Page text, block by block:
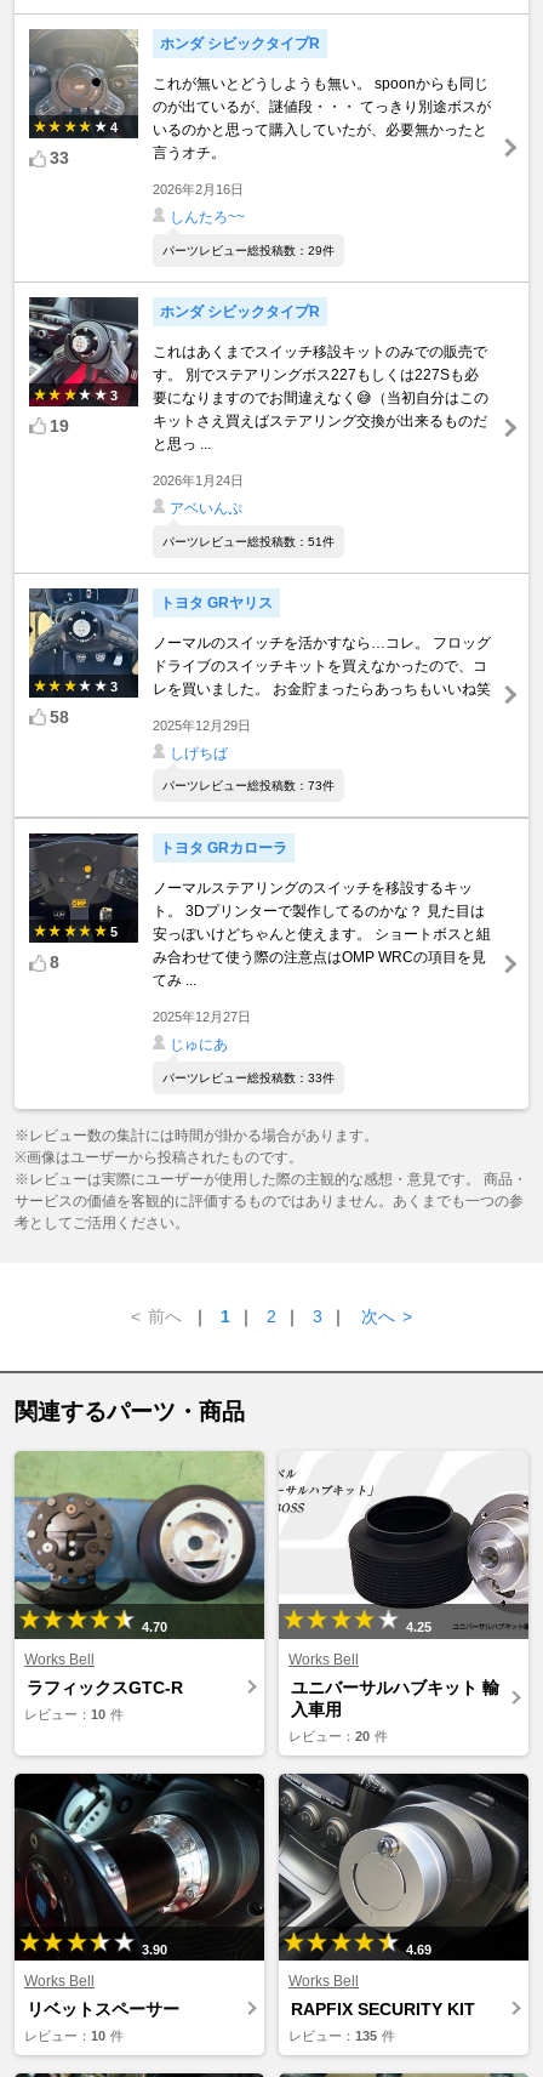
4
33
ホンダ シビックタイプR
これが無いとどうしようも無い。 spoonからも同じ
のが出ているが、謎値段・・・ てっきり別途ボスが
いるのかと思って購入していたが、必要無かったと
言うオチ。
2026年2月16日
しんたろ~~
パーツレビュー総投稿数：29件
3
19
ホンダ シビックタイプR
これはあくまでスイッチ移設キットのみでの販売で
す。 別でステアリングボス227もしくは227Sも必
要になりますのでお間違えなく😅（当初自分はこの
キットさえ買えばステアリング交換が出来るものだ
と思っ ...
2026年1月24日
アベいんぷ
パーツレビュー総投稿数：51件
3
58
トヨタ GRヤリス
ノーマルのスイッチを活かすなら…コレ。 フロッグ
ドライブのスイッチキットを買えなかったので、コ
レを買いました。 お金貯まったらあっちもいいね笑
2025年12月29日
しげちば
パーツレビュー総投稿数：73件
5
8
トヨタ GRカローラ
ノーマルステアリングのスイッチを移設するキッ
ト。 3Dプリンターで製作してるのかな？ 見た目は
安っぽいけどちゃんと使えます。 ショートボスと組
み合わせて使う際の注意点はOMP WRCの項目を見
てみ ...
2025年12月27日
じゅにあ
パーツレビュー総投稿数：33件
※レビュー数の集計には時間が掛かる場合があります。
※画像はユーザーから投稿されたものです。
※レビューは実際にユーザーが使用した際の主観的な感想・意見です。 商品・
サービスの価値を客観的に評価するものではありません。あくまでも一つの参
考としてご活用ください。
< 前へ ｜ 1 ｜ 2 ｜ 3 ｜ 次へ >
関連するパーツ・商品
4.70
Works Bell
ラフィックスGTC-R
レビュー： 10 件
4.25
Works Bell
ユニバーサルハブキット 輸
入車用
レビュー： 20 件
3.90
Works Bell
リベットスペーサー
レビュー： 10 件
4.69
Works Bell
RAPFIX SECURITY KIT
レビュー： 135 件